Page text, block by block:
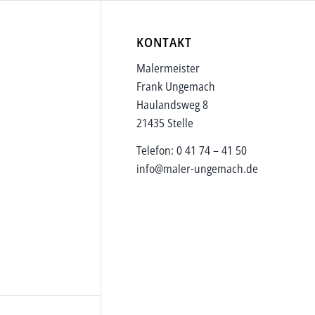
KONTAKT
Malermeister
Frank Ungemach
Haulandsweg 8
21435 Stelle
Telefon: 0 41 74 – 41 50
info@maler-ungemach.de